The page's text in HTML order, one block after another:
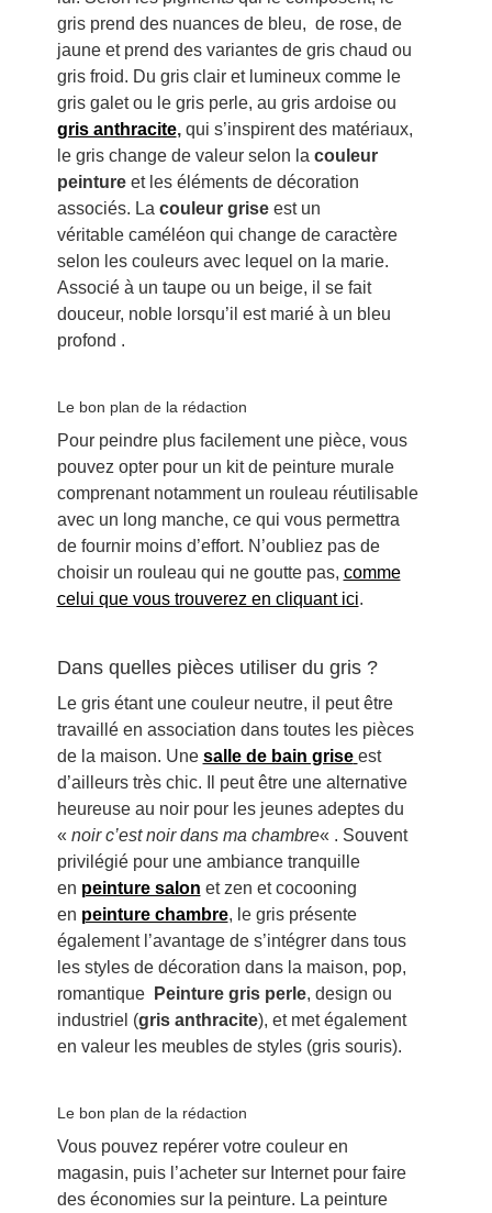
gris prend des nuances de bleu, de rose, de
jaune et prend des variantes de gris chaud ou
gris froid. Du gris clair et lumineux comme le
gris galet ou le gris perle, au gris ardoise ou
gris anthracite,qui s’inspirent des matériaux,
le gris change de valeur selon la couleur
peintureet les éléments de décoration
associés. La couleur griseest un
véritable caméléon qui change de caractère
selon les couleurs avec lequel on la marie.
Associé à un taupe ou un beige, il se fait
douceur, noble lorsqu’il est marié à un bleu
profond .
Le bon plan de la rédaction
Pour peindre plus facilement une pièce, vous
pouvez opter pour un kit de peinture murale
comprenant notamment un rouleau réutilisable
avec un long manche, ce qui vous permettra
de fournir moins d’effort. N’oubliez pas de
choisir un rouleau qui ne goutte pas, comme
celui que vous trouverez en cliquant ici.
Dans quelles pièces utiliser du gris ?
Le gris étant une couleur neutre, il peut être
travaillé en association dans toutes les pièces
de la maison. Une salle de bain grise est
d’ailleurs très chic. Il peut être une alternative
heureuse au noir pour les jeunes adeptes du
« noir c’est noir dans ma chambre« . Souvent
privilégié pour une ambiance tranquille
en peinture salon et zen et cocooning
en peinture chambre, le gris présente
également l’avantage de s’intégrer dans tous
les styles de décoration dans la maison, pop,
romantique
Peinture gris perle, design ou
industriel (gris anthracite), et met également
en valeur les meubles de styles (gris souris).
Le bon plan de la rédaction
Vous pouvez repérer votre couleur en
magasin, puis l’acheter sur Internet pour faire
des économies sur la peinture. La peinture